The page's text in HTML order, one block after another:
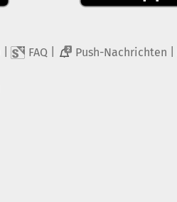
FAQ 2 Push-Nachrichten